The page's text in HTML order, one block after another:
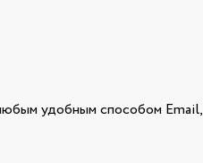
удобным способом Email,